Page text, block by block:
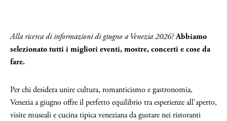
Alla ricerca di informazioni di giugno a Venezia 2026?Abbiamo
selezionato tutti i migliori eventi, mostre, concerti e cose da
fare.
Per chi desidera unire cultura, romanticismo e gastronomia,
Venezia a giugno offre il perfetto equilibrio tra esperienze all’aperto,
visite museali e cucina tipica veneziana da gustare nei ristoranti